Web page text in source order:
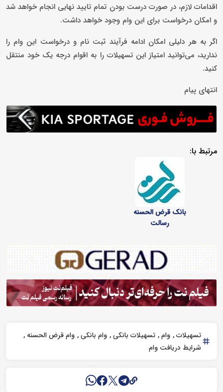
اقدامات لازم، در صورت درست بودن تمام تایید نهایی انجام خواهد شد
و امکان درخواست برای این وام وجود خواهد داشت.
اگر به هر دلیلی امکان ادامه فرآیند ثبت نام و درخواست این وام را
ندارید، می‌توانید امتیاز این تسهیلات را به اقوام درجه یک خود منتقل
کنید.
انتهای پیام
مرتبط با:
بانک قرض الحسنه
رسالت
تسهیلات وام تسهیلات بانکی وام بانکی وام قرض الحسنه
شرایط دریافت وام